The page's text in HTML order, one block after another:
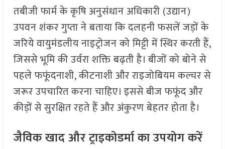
तबीजी फार्म के कृषि अनुसंधान अधिकारी (उद्यान)
उपवन शंकर गुप्ता ने बताया कि दलहनी फसलें जड़ों के
जरिये वायुमंडलीय नाइट्रोजन को मिट्टी में स्थिर करती हैं,
जिससे भूमि की उर्वरा शक्ति बढ़ती है। बीजों को बोने से
पहले फफूंदनाशी, कीटनाशी और राइजोबियम कल्चर से
जरूर उपचारित करना चाहिए। इससे बीज फफूंद और
कीड़ों से सुरक्षित रहते हैं और अंकुरण बेहतर होता है।
जैविक खाद और ट्राइकोडर्मा का उपयोग करें